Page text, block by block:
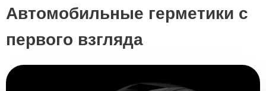
Автомобильные герметики с
первого взгляда